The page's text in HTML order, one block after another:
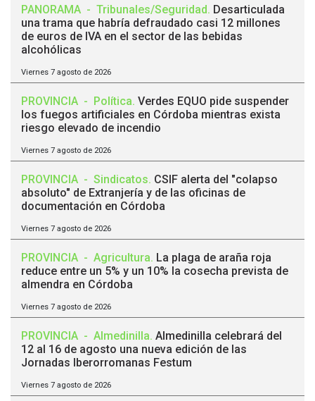
PANORAMA - Tribunales/Seguridad. Desarticulada
una trama que habría defraudado casi 12 millones
de euros de IVA en el sector de las bebidas
alcohólicas
Viernes 7 agosto de 2026
PROVINCIA - Política. Verdes EQUO pide suspender
los fuegos artificiales en Córdoba mientras exista
riesgo elevado de incendio
Viernes 7 agosto de 2026
PROVINCIA - Sindicatos. CSIF alerta del "colapso
absoluto" de Extranjería y de las oficinas de
documentación en Córdoba
Viernes 7 agosto de 2026
PROVINCIA - Agricultura. La plaga de araña roja
reduce entre un 5% y un 10% la cosecha prevista de
almendra en Córdoba
Viernes 7 agosto de 2026
PROVINCIA - Almedinilla. Almedinilla celebrará del
12 al 16 de agosto una nueva edición de las
Jornadas Iberorromanas Festum
Viernes 7 agosto de 2026